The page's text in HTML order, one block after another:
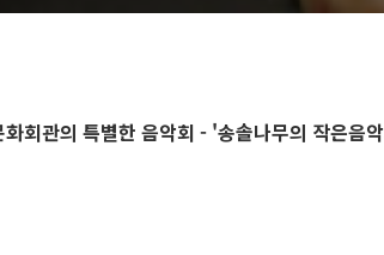
화회관의 특별한 음악회 - '송솔나무의 작은음